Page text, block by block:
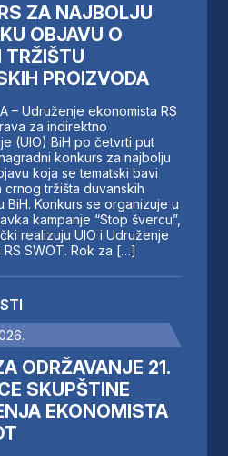
ZA NAJBOLJU
OBJAVU O
TRŽIŠTU
PROIZVODA
– Udruženje ekonomista RS
za indirektno
(UIO) BiH po četvrti put
konkurs za najbolju
koja se tematski bavi
crnog tržišta duvanskih
BiH. Konkurs se organizuje u
kampanje “Stop švercu”,
realizuju UIO i Udruženje
RS SWOT. Rok za […]
ODRŽAVANJE 21.
SKUPŠTINE
EKONOMISTA